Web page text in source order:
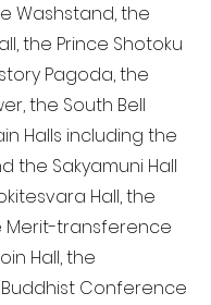
Washstand, the
the Prince Shotoku
Pagoda, the
the South Bell
Halls including the
the Sakyamuni Hall
Hall, the
Merit-transference
Hall, the
Conference